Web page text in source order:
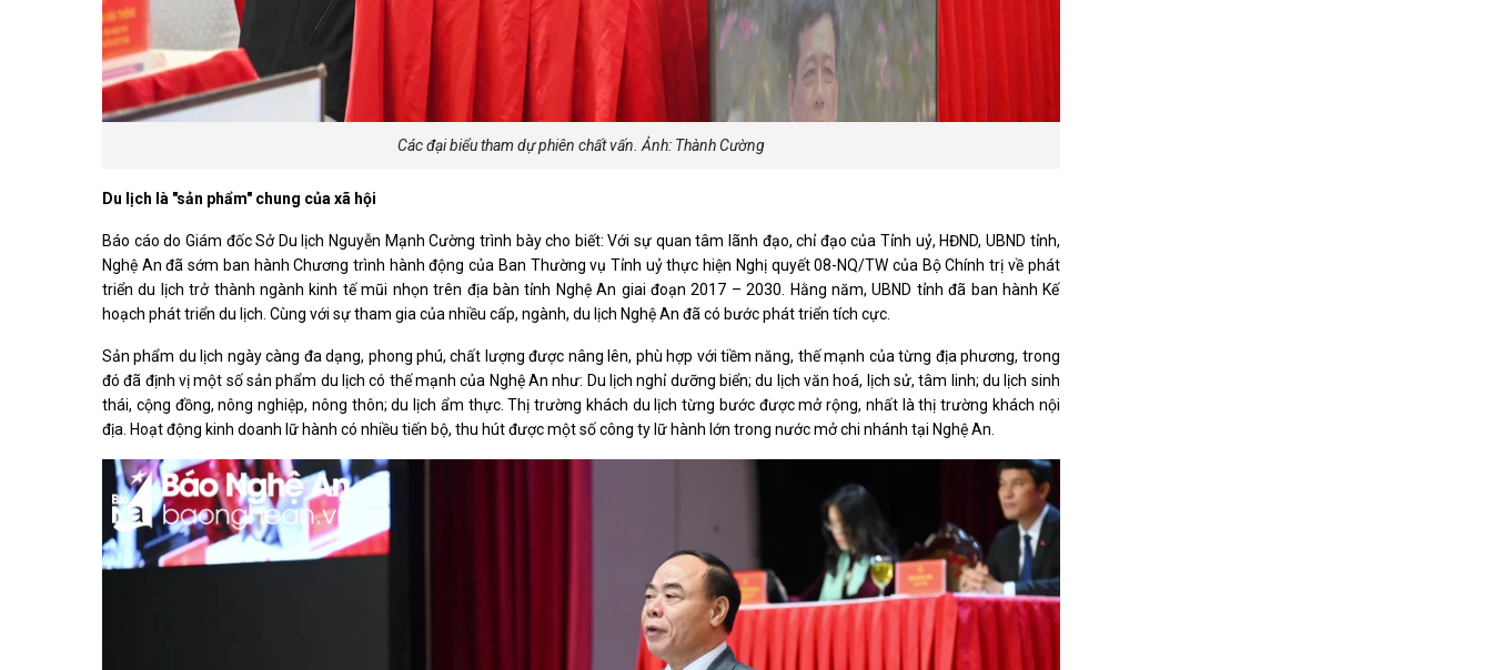
Các đại biểu tham dự phiên chất vấn. Ảnh: Thành Cường
Du lịch là "sản phẩm" chung của xã hội
Báo cáo do Giám đốc Sở Du lịch Nguyễn Mạnh Cường trình bày cho biết: Với sự quan tâm lãnh đạo, chỉ đạo của Tỉnh uỷ, HĐND, UBND tỉnh,
Nghệ An đã sớm ban hành Chương trình hành động của Ban Thường vụ Tỉnh uỷ thực hiện Nghị quyết 08-NQ/TW của Bộ Chính trị về phát
triển du lịch trở thành ngành kinh tế mũi nhọn trên địa bàn tỉnh Nghệ An giai đoạn 2017 – 2030. Hằng năm, UBND tỉnh đã ban hành Kế
hoạch phát triển du lịch. Cùng với sự tham gia của nhiều cấp, ngành, du lịch Nghệ An đã có bước phát triển tích cực.
Sản phẩm du lịch ngày càng đa dạng, phong phú, chất lượng được nâng lên, phù hợp với tiềm năng, thế mạnh của từng địa phương, trong
đó đã định vị một số sản phẩm du lịch có thế mạnh của Nghệ An như: Du lịch nghỉ dưỡng biển; du lịch văn hoá, lịch sử, tâm linh; du lịch sinh
thái, cộng đồng, nông nghiệp, nông thôn; du lịch ẩm thực. Thị trường khách du lịch từng bước được mở rộng, nhất là thị trường khách nội
địa. Hoạt động kinh doanh lữ hành có nhiều tiến bộ, thu hút được một số công ty lữ hành lớn trong nước mở chi nhánh tại Nghệ An.